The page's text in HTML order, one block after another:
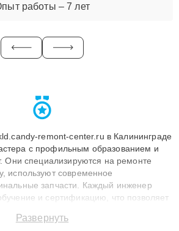
работы – 7 лет
remont-center.ru в Калининграде
с профильным образованием и
Они специализируются на ремонте
используют современное
запчасти. Каждый инженер
и сертификацию, что позволяет
гарантии до 3 лет. Наши мастера
Развернуть